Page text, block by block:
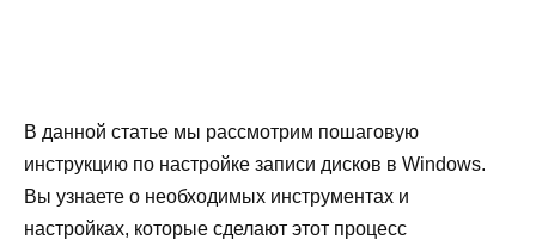
В данной статье мы рассмотрим пошаговую
инструкцию по настройке записи дисков в Windows.
Вы узнаете о необходимых инструментах и
настройках, которые сделают этот процесс